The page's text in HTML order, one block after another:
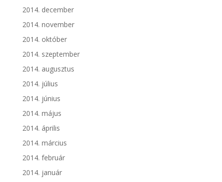
2014. december
2014. november
2014. október
2014. szeptember
2014. augusztus
2014. július
2014. június
2014. május
2014. április
2014. március
2014. február
2014. január